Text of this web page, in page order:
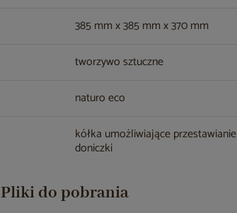
385 mm x 385 mm x 370 mm
tworzywo sztuczne
naturo eco
kółka umożliwiające przestawianie
doniczki
Pliki do pobrania